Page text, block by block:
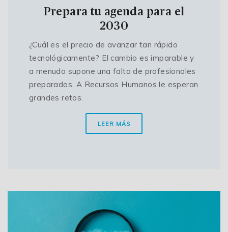
Prepara tu agenda para el
2030
¿Cuál es el precio de avanzar tan rápido
tecnológicamente? El cambio es imparable y
a menudo supone una falta de profesionales
preparados. A Recursos Humanos le esperan
grandes retos.
LEER MÁS